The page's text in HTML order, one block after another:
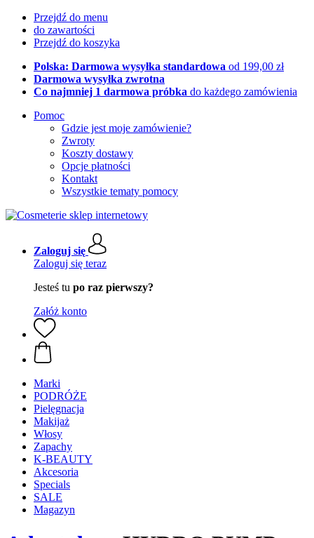
Przejdź do menu
do zawartości
Przejdź do koszyka
Polska: Darmowa wysyłka standardowa od 199,00 zł
Darmowa wysyłka zwrotna
Co najmniej 1 darmowa próbka do każdego zamówienia
Pomoc
Gdzie jest moje zamówienie?
Zwroty
Koszty dostawy
Opcje płatności
Kontakt
Wszystkie tematy pomocy
Zaloguj się
Zaloguj się teraz
Jesteś tu po raz pierwszy?
Załóż konto
Marki
PODRÓŻE
Pielęgnacja
Makijaż
Włosy
Zapachy
K-BEAUTY
Akcesoria
Specials
SALE
Magazyn